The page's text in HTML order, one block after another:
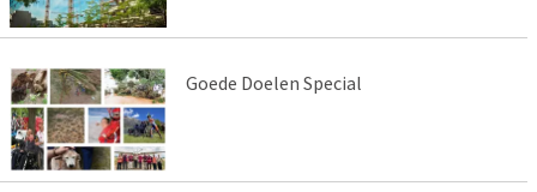
Goede Doelen Special